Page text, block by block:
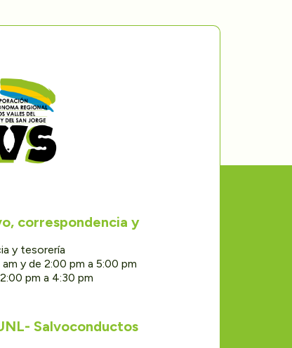
correspondencia y
y tesorería
y de 2:00 pm a 5:00 pm
pm a 4:30 pm
Salvoconductos